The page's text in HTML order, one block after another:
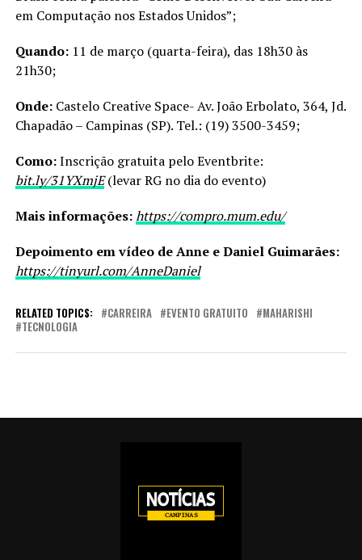
em Computação nos Estados Unidos”;
Quando:11 de março (quarta-feira), das 18h30 às
21h30;
Onde:Castelo Creative Space- Av. João Erbolato, 364, Jd.
Chapadão – Campinas (SP). Tel.: (19) 3500-3459;
Como:Inscrição gratuita pelo Eventbrite:
bit.ly/31YXmjE(levar RG no dia do evento)
Mais informações:https://compro.mum.edu/
Depoimento em vídeo de Anne e Daniel Guimarães:
https://tinyurl.com/AnneDaniel
RELATED TOPICS: CARREIRA EVENTO GRATUITO
MAHARISHI
TECNOLOGIA